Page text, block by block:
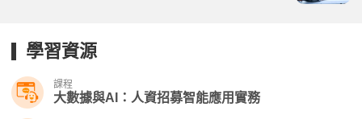
學習資源
課程
大數據與AI：人資招募智能應用實務